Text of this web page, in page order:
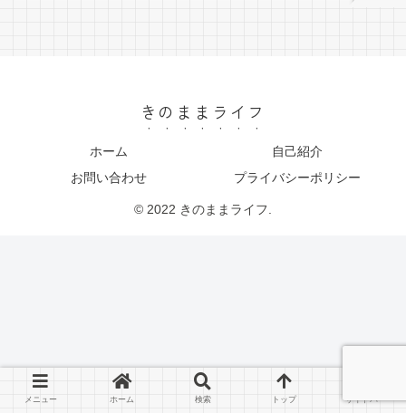
きのままライフ
ホーム
自己紹介
お問い合わせ
プライバシーポリシー
© 2022 きのままライフ.
メニュー ホーム 検索 トップ サイドバー